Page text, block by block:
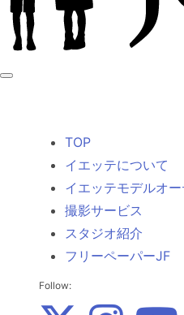
TOP
イエッテについて
イエッテモデルオ
撮影サービス
スタジオ紹介
フリーペーパーJF
Follow: